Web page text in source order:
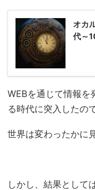
オカ
代～
WEBを通じて情報を
る時代に突入したの
世界は変わったかに
しかし、結果として